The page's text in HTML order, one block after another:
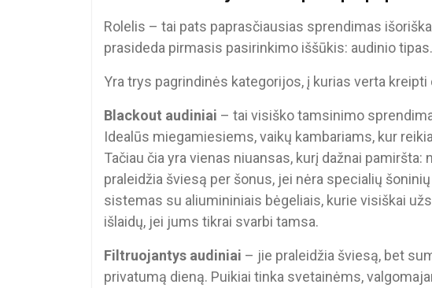
Rolelis – tai pats paprasčiausias sprendimas
prasideda pirmasis pasirinkimo iššūkis: audinio tipas.
Yra trys pagrindinės kategorijos, į kurias verta kreipti
Blackout audiniai – tai visiško tamsinimo
Idealūs miegamiesiems, vaikų kambariams, kur
Tačiau čia yra vienas niuansas, kurį dažnai
praleidžia šviesą per šonus, jei nėra specialių
sistemas su aliumininiais bėgeliais, kurie visiškai
išlaidų, jei jums tikrai svarbi tamsa.
Filtruojantys audiniai – jie praleidžia šviesą, bet
privatumą dieną. Puikiai tinka svetainėms,